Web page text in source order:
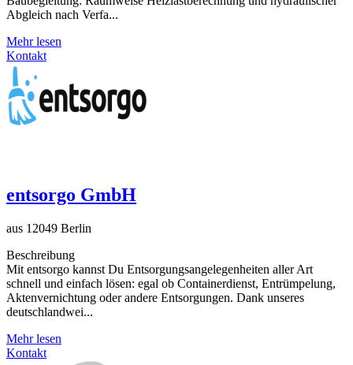
Abgleich nach Verfa...
Mehr lesen
Kontakt
entsorgo GmbH
aus 12049 Berlin
Beschreibung
Mit entsorgo kannst Du Entsorgungsangelegenheiten aller Art
schnell und einfach lösen: egal ob Containerdienst, Entrümpelung,
Aktenvernichtung oder andere Entsorgungen. Dank unseres
deutschlandwei...
Mehr lesen
Kontakt